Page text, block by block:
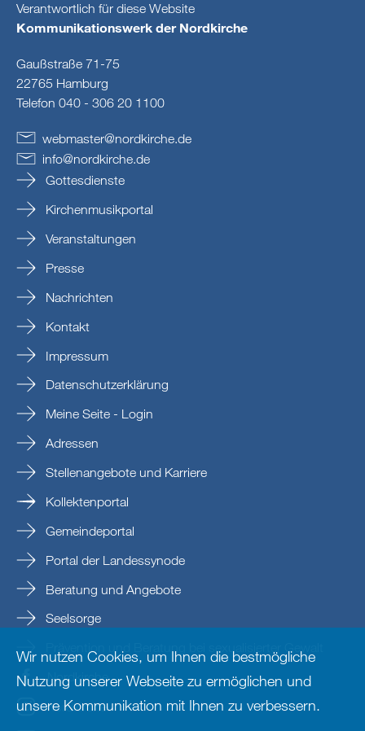
Verantwortlich für diese Website
Kommunikationswerk der Nordkirche
Gaußstraße 71-75
22765 Hamburg
Telefon 040 - 306 20 1100
webmaster@nordkirche de
info@nordkirche.de
Gottesdienste
Kirchenmusikportal
Veranstaltungen
Presse
Nachrichten
Kontakt
Impressum
Datenschutzerklärung
Meine Seite - Login
Adressen
Stellenangebote und Karriere
Kollektenportal
Gemeindeportal
Portal der Landessynode
Beratung und Angebote
Seelsorge
Nordkirche
nordkirche
Wir nutzen Cookies, um Ihnen die bestmögliche
Nutzung unserer Webseite zu ermöglichen und
unsere Kommunikation mit Ihnen zu verbessern.